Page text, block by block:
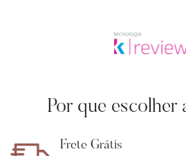
Por que escolher
Frete Grátis
Confirm
No, I'm not